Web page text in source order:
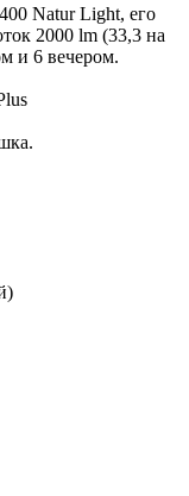
Natur Light, его
2000 lm (33,3 на
и 6 вечером.